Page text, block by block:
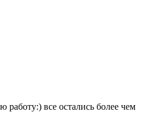
работу:) все остались более чем